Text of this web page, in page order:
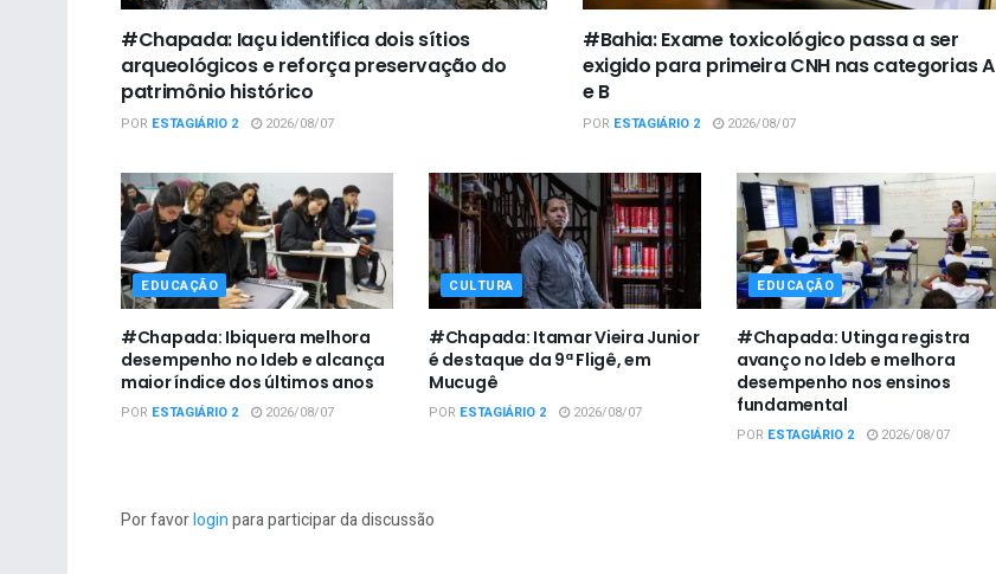
#Chapada: Iaçu identifica dois sítios
arqueológicos e reforça preservação do
patrimônio histórico
POR ESTAGIÁRIO 2 2026/08/07
#Bahia: Exame toxicológico passa a ser
exigido para primeira CNH nas categorias A
e B
POR ESTAGIÁRIO 2 2026/08/07
EDUCAÇÃO
#Chapada: Ibiquera melhora
desempenho no Ideb e alcança
maior índice dos últimos anos
POR ESTAGIÁRIO 2 2026/08/07
CULTURA
#Chapada: Itamar Vieira Junior
é destaque da 9ª Fligê, em
Mucugê
POR ESTAGIÁRIO 2 2026/08/07
EDUCAÇÃO
#Chapada: Utinga registra
avanço no Ideb e melhora
desempenho nos ensinos
fundamental
POR ESTAGIÁRIO 2 2026/08/07
Por favorloginpara participar da discussão